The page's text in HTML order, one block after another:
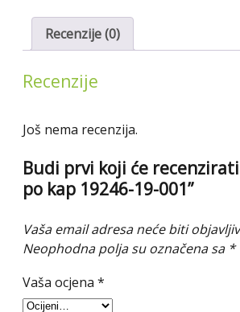
količinaRecenzije (0)
Recenzije
Još nema recenzija.
Budi prvi koji će recenzirati
po kap 19246-19-001”
Vaša email adresa neće biti
Neophodna polja su označena sa *
Vaša ocjena *